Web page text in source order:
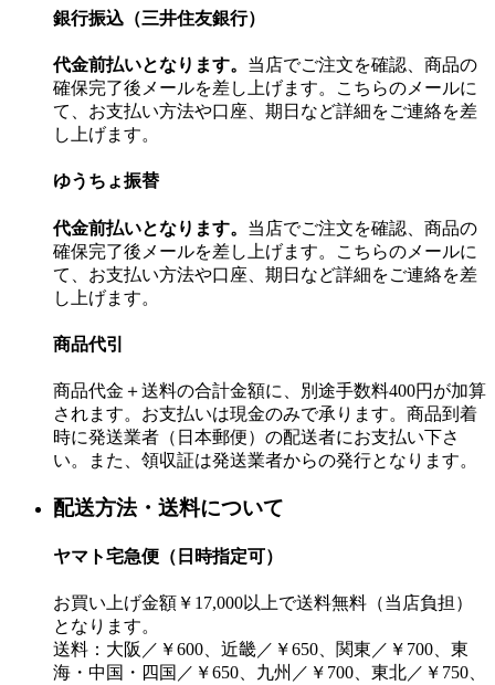
銀行振込（三井住友銀行）
代金前払いとなります。 当店でご注文を確認、商品の
確保完了後メールを差し上げます。こちらのメールに
て、お支払い方法や口座、期日など詳細をご連絡を差
し上げます。
ゆうちょ振替
代金前払いとなります。 当店でご注文を確認、商品の
確保完了後メールを差し上げます。こちらのメールに
て、お支払い方法や口座、期日など詳細をご連絡を差
し上げます。
商品代引
商品代金＋送料の合計金額に、別途手数料400円が加算
されます。お支払いは現金のみで承ります。商品到着
時に発送業者（日本郵便）の配送者にお支払い下さ
い。また、領収証は発送業者からの発行となります。
配送方法・送料について
ヤマト宅急便（日時指定可）
お買い上げ金額￥17,000以上で送料無料（当店負担）
となります。
送料：大阪／￥600、近畿／￥650、関東／￥700、東
海・中国・四国／￥650、九州／￥700、東北／￥750、